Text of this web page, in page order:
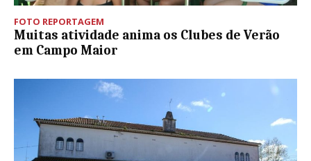
FOTO REPORTAGEM
Muitas atividade anima os Clubes de Verão
em Campo Maior